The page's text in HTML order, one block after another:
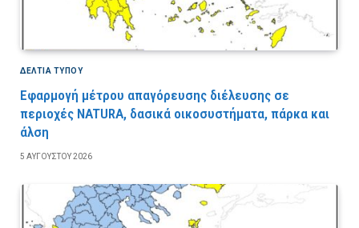
ΔΕΛΤΙΑ ΤΥΠΟΥ
Εφαρμογή μέτρου απαγόρευσης διέλευσης σε
περιοχές NATURA, δασικά οικοσυστήματα, πάρκα και
άλση
5 ΑΥΓΟΎΣΤΟΥ 2026